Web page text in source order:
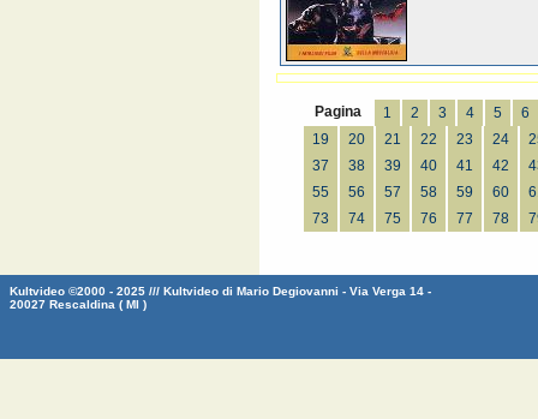
Pagina 1 2 3 4 5
6
19
20 21 22 23 24
37
38 39 40 41 42
55
56 57 58 59 60
73
74 75 76 77 78
Kultvideo ©2000 - 2025 /// Kultvideo di Mario Degiovanni - Via Verga 14 -
20027 Rescaldina ( MI )